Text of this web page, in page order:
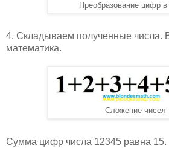
Преобразование цифр
4. Складываем полученные числа.
математика.
Сложение чисел
Сумма цифр числа 12345 равна 15.